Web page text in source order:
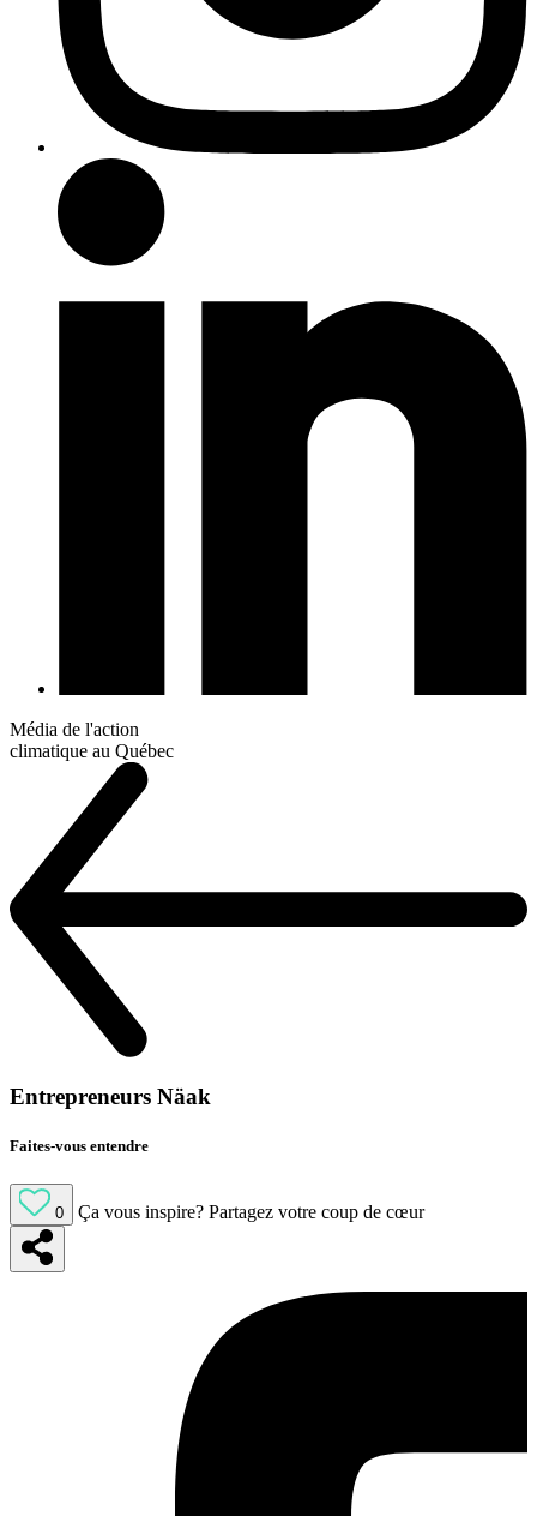
Média de l'action
climatique au Québec
Entrepreneurs Näak
Faites-vous entendre
0 Ça vous inspire? Partagez votre coup de cœur